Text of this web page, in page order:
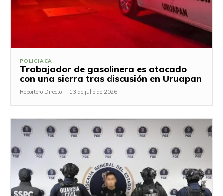
POLICIACA
Trabajador de gasolinera es atacado
con una sierra tras discusión en Uruapan
Reportero Directo - 13 de julio de 2026